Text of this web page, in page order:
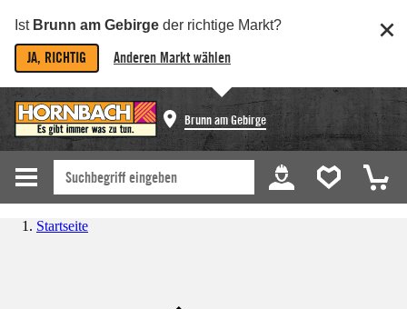
Ist Brunn am Gebirge der richtige Markt?
JA, RICHTIG Anderen Markt wählen
Brunn am Gebirge
Startseite